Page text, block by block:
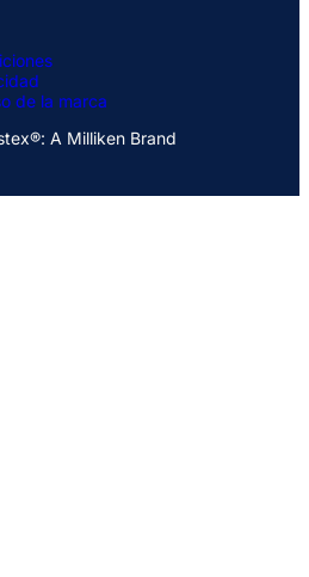
de la marca
A Milliken Brand